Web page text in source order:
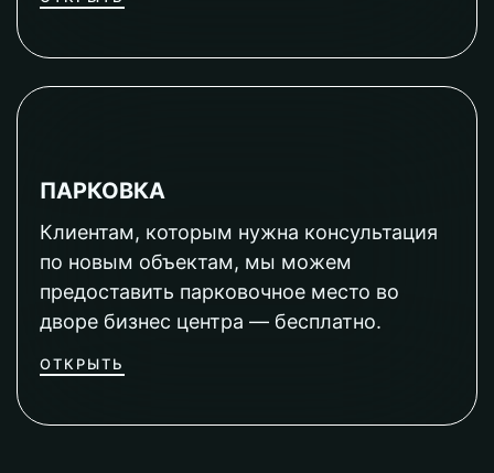
ПАРКОВКА
Клиентам, которым нужна консультация
по новым объектам, мы можем
предоставить парковочное место во
дворе бизнес центра — бесплатно.
ОТКРЫТЬ